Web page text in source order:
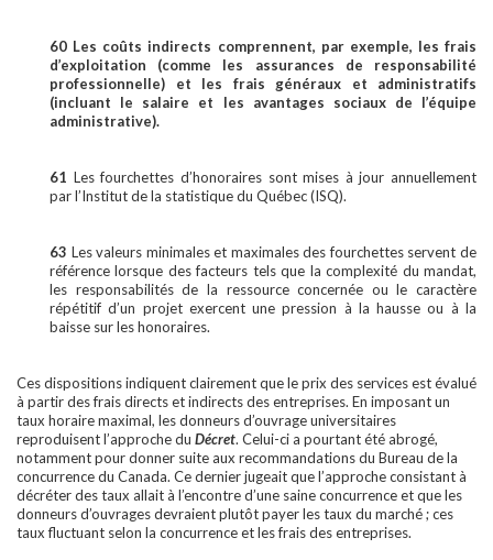
60 Les coûts indirects comprennent, par exemple, les frais
d’exploitation (comme les assurances de responsabilité
professionnelle) et les frais généraux et administratifs
(incluant le salaire et les avantages sociaux de l’équipe
administrative).
61 Les fourchettes d’honoraires sont mises à jour annuellement
par l’Institut de la statistique du Québec (ISQ).
63 Les valeurs minimales et maximales des fourchettes servent de
référence lorsque des facteurs tels que la complexité du mandat,
les responsabilités de la ressource concernée ou le caractère
répétitif d’un projet exercent une pression à la hausse ou à la
baisse sur les honoraires.
Ces dispositions indiquent clairement que le prix des services est évalué
à partir des frais directs et indirects des entreprises. En imposant un
taux horaire maximal, les donneurs d’ouvrage universitaires
reproduisent l’approche du Décret. Celui-ci a pourtant été abrogé,
notamment pour donner suite aux recommandations du Bureau de la
concurrence du Canada. Ce dernier jugeait que l’approche consistant à
décréter des taux allait à l’encontre d’une saine concurrence et que les
donneurs d’ouvrages devraient plutôt payer les taux du marché ; ces
taux fluctuant selon la concurrence et les frais des entreprises.